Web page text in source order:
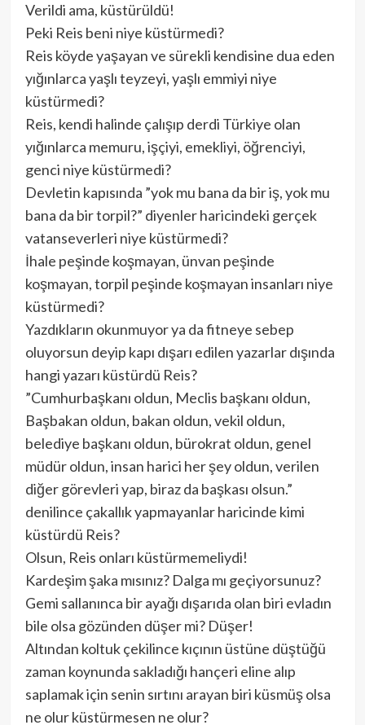
Verildi ama, küstürüldü!
Peki Reis beni niye küstürmedi?
Reis köyde yaşayan ve sürekli kendisine dua eden
yığınlarca yaşlı teyzeyi, yaşlı emmiyi niye
küstürmedi?
Reis, kendi halinde çalışıp derdi Türkiye olan
yığınlarca memuru, işçiyi, emekliyi, öğrenciyi,
genci niye küstürmedi?
Devletin kapısında ”yok mu bana da bir iş, yok mu
bana da bir torpil?” diyenler haricindeki gerçek
vatanseverleri niye küstürmedi?
İhale peşinde koşmayan, ünvan peşinde
koşmayan, torpil peşinde koşmayan insanları niye
küstürmedi?
Yazdıkların okunmuyor ya da fitneye sebep
oluyorsun deyip kapı dışarı edilen yazarlar dışında
hangi yazarı küstürdü Reis?
”Cumhurbaşkanı oldun, Meclis başkanı oldun,
Başbakan oldun, bakan oldun, vekil oldun,
belediye başkanı oldun, bürokrat oldun, genel
müdür oldun, insan harici her şey oldun, verilen
diğer görevleri yap, biraz da başkası olsun.”
denilince çakallık yapmayanlar haricinde kimi
küstürdü Reis?
Olsun, Reis onları küstürmemeliydi!
Kardeşim şaka mısınız? Dalga mı geçiyorsunuz?
Gemi sallanınca bir ayağı dışarıda olan biri evladın
bile olsa gözünden düşer mi? Düşer!
Altından koltuk çekilince kıçının üstüne düştüğü
zaman koynunda sakladığı hançeri eline alıp
saplamak için senin sırtını arayan biri küsmüş olsa
ne olur küstürmesen ne olur?